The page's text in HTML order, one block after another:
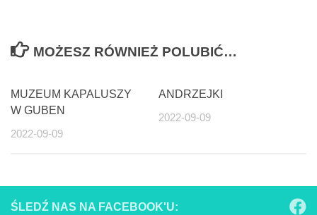
MOŻESZ RÓWNIEŻ POLUBIĆ…
MUZEUM KAPALUSZY
W GUBEN
2022-09-09
ANDRZEJKI
2022-09-09
ŚLEDŹ NAS NA FACEBOOK'U: